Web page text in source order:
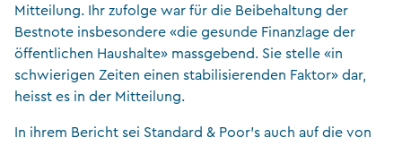
Mitteilung. Ihr zufolge war für die Beibehaltung der
Bestnote insbesondere «die gesunde Finanzlage der
öffentlichen Haushalte» massgebend. Sie stelle «in
schwierigen Zeiten einen stabilisierenden Faktor» dar,
heisst es in der Mitteilung.
In ihrem Bericht sei Standard & Poor’s auch auf die von